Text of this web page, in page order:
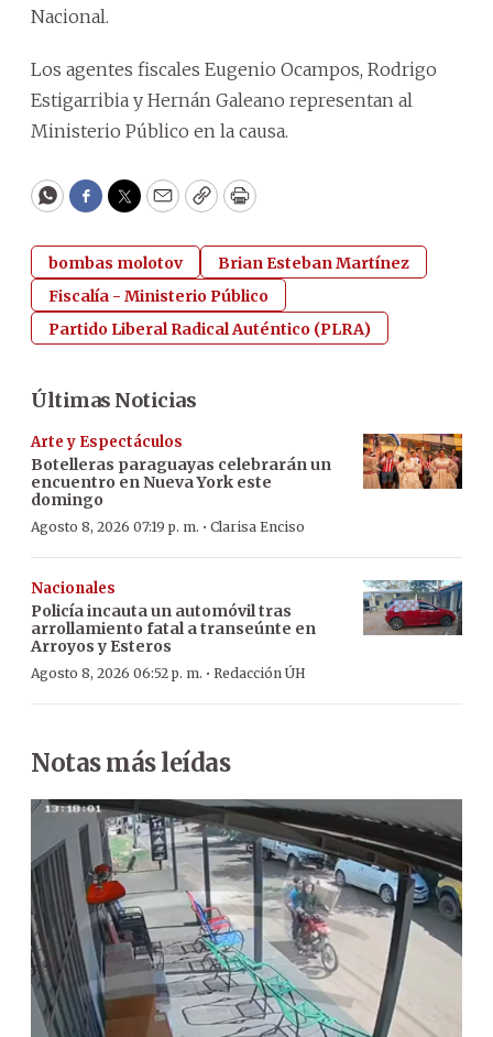
Nacional.
Los agentes fiscales Eugenio Ocampos, Rodrigo
Estigarribia y Hernán Galeano representan al
Ministerio Público en la causa.
WhatsApp
Facebook
Twitter
EmailCopyPrint
bombas molotov
Brian Esteban Martínez
Fiscalía - Ministerio Público
Partido Liberal Radical Auténtico (PLRA)
Últimas Noticias
Arte y Espectáculos
Botelleras paraguayas celebrarán un
encuentro en Nueva York este
domingo
Agosto 8, 2026 07:19 p. m. · Clarisa Enciso
Nacionales
Policía incauta un automóvil tras
arrollamiento fatal a transeúnte en
Arroyos y Esteros
Agosto 8, 2026 06:52 p. m. · Redacción ÚH
Notas más leídas